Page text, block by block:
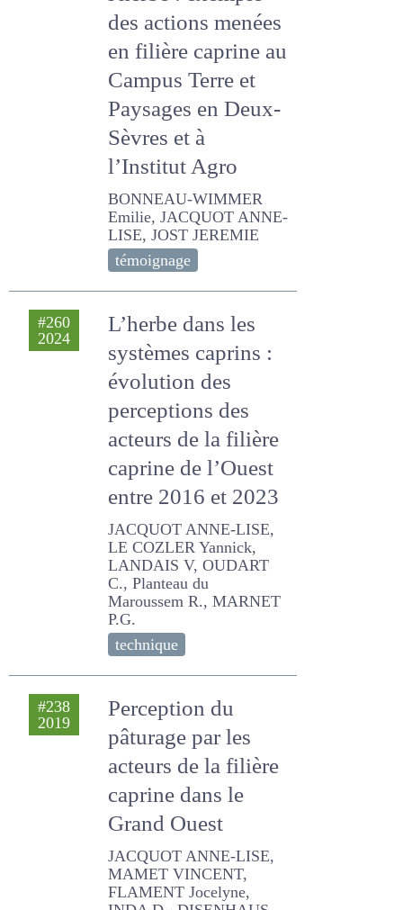
valorisation de
l'herbe : exemple
des actions
menées en filière
caprine au
Campus Terre et
Paysages en Deux-
Sèvres et à
l’Institut Agro
JEREMIE
témoignage
L’herbe dans les
systèmes caprins :
évolution des
perceptions des
acteurs de la filière
caprine de l’Ouest
entre 2016 et 2023
JACQUOT ANNE-LISE, LE
COZLER Yannick, LANDAIS
V, OUDART C., Planteau du
technique
Perception du
pâturage par les
acteurs de la filière
caprine dans le
Grand Ouest